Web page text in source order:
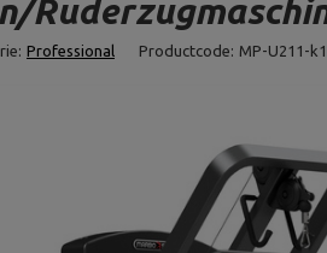
Professional Productcode: MP-U211-